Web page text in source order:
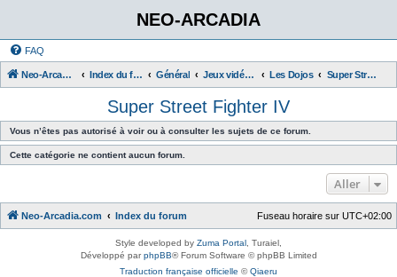
NEO-ARCADIA
FAQ
Neo-Arcadia.com Index du forum Général Jeux vidéo d'arcade Les Dojos Super Street Fighter IV
Super Street Fighter IV
Vous n’êtes pas autorisé à voir ou à consulter les sujets de ce forum.
Cette catégorie ne contient aucun forum.
Aller
Neo-Arcadia.com Index du forum Fuseau horaire sur UTC+02:00
Style developed by Zuma Portal , Turaiel,
Développé parphpBB® Forum Software © phpBB Limited
Traduction française officielle ©Qiaeru